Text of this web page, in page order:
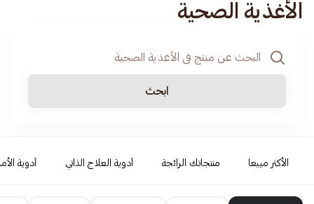
الأغذية الصحية
ابحث
الأكثر مبيعا منتجاتك الرائجة أدوية العلاج الذاتي أدوية